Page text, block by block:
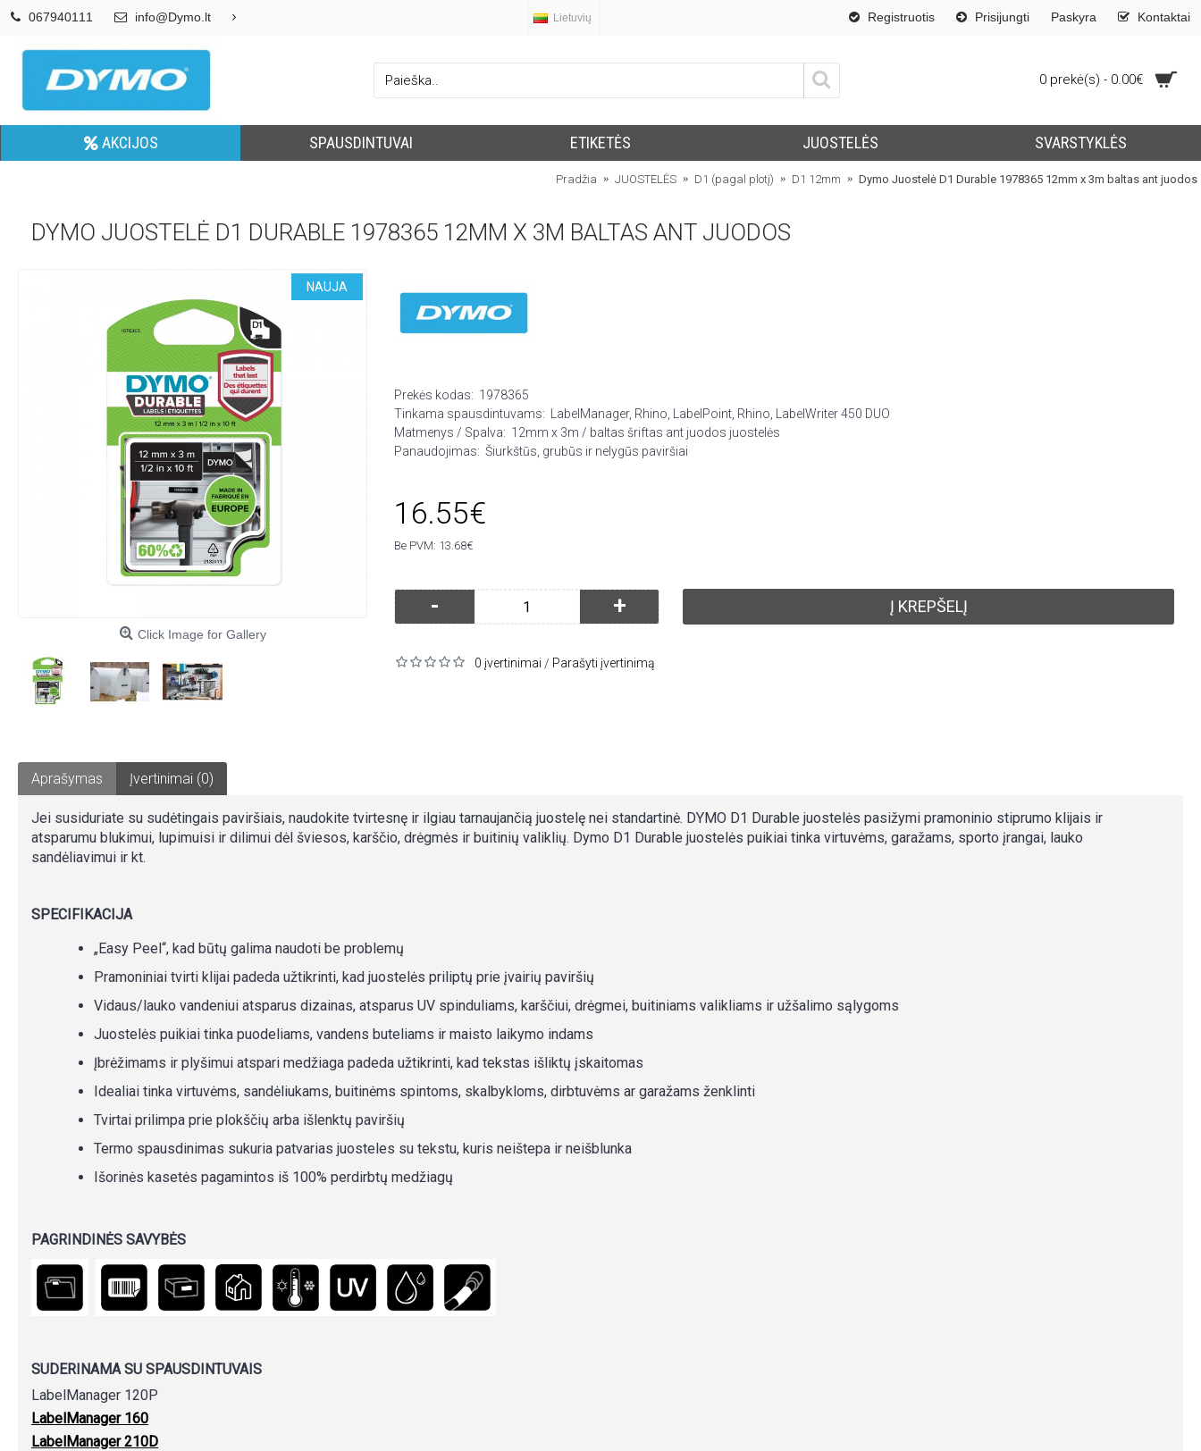
067940111 info@Dymo.lt Lietuvių Registruotis Prisijungti Paskyra Kontaktai
0 prekė(s) - 0.00€
AKCIJOS SPAUSDINTUVAI ETIKETĖS JUOSTELĖS SVARSTYKLĖS
Pradžia JUOSTELĖS D1 (pagal plotį) D1 12mm Dymo Juostelė D1 Durable 1978365 12mm x 3m baltas ant juodos
DYMO JUOSTELĖ D1 DURABLE 1978365 12MM X 3M BALTAS ANT JUODOS
NAUJA
Click Image for Gallery
Prekės kodas: 1978365
Tinkama spausdintuvams:
LabelManager, Rhino, LabelPoint, Rhino, LabelWriter 450 DUO
Matmenys / Spalva: 12mm x 3m / baltas šriftas ant juodos juostelės
Panaudojimas: Šiurkštūs, grubūs ir nelygūs paviršiai
16.55€
Be PVM: 13.68€
- + Į KREPŠELĮ
0 įvertinimai / Parašyti įvertinimą
Aprašymas Įvertinimai (0)
Jei susiduriate su sudėtingais paviršiais, naudokite tvirtesnę ir ilgiau tarnaujančią juostelę nei standartinė. DYMO D1 Durable juostelės pasižymi pramoninio stiprumo klijais ir
atsparumu blukimui, lupimuisi ir dilimui dėl šviesos, karščio, drėgmės ir buitinių valiklių. Dymo D1 Durable juostelės puikiai tinka virtuvėms, garažams, sporto įrangai, lauko
sandėliavimui ir kt.
SPECIFIKACIJA
„Easy Peel“, kad būtų galima naudoti be problemų
Pramoniniai tvirti klijai padeda užtikrinti, kad juostelės priliptų prie įvairių paviršių
Vidaus/lauko vandeniui atsparus dizainas, atsparus UV spinduliams, karščiui, drėgmei, buitiniams valikliams ir užšalimo sąlygoms
Juostelės puikiai tinka puodeliams, vandens buteliams ir maisto laikymo indams
Įbrėžimams ir plyšimui atspari medžiaga padeda užtikrinti, kad tekstas išliktų įskaitomas
Idealiai tinka virtuvėms, sandėliukams, buitinėms spintoms, skalbykloms, dirbtuvėms ar garažams ženklinti
Tvirtai prilimpa prie plokščių arba išlenktų paviršių
Termo spausdinimas sukuria patvarias juosteles su tekstu, kuris neištepa ir neišblunka
Išorinės kasetės pagamintos iš 100% perdirbtų medžiagų
PAGRINDINĖS SAVYBĖS
SUDERINAMA SU SPAUSDINTUVAIS
LabelManager 120P
LabelManager 160
LabelManager 210D